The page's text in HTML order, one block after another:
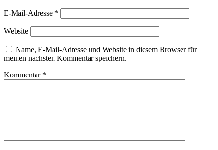
E-Mail-Adresse *
Website
Name, E-Mail-Adresse und Website in diesem Browser für
meinen nächsten Kommentar speichern.
Kommentar *